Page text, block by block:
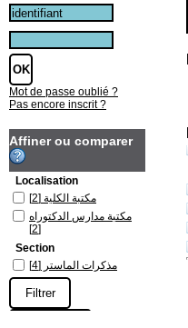
Mot de passe oublié ?
Pas encore inscrit ?
Affiner ou comparer
Localisation
مكتبة الكلية [2]
مكتبة مدارس الدكتوراه
[2]
Section
مذكرات الماستر [4]